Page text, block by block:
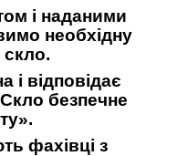
і наданими
необхідну
і відповідає
безпечне
фахівці з